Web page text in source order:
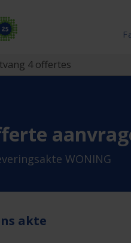
4 offertes
WONING
akte